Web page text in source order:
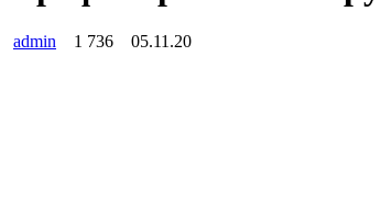
admin 1 736 05.11.20